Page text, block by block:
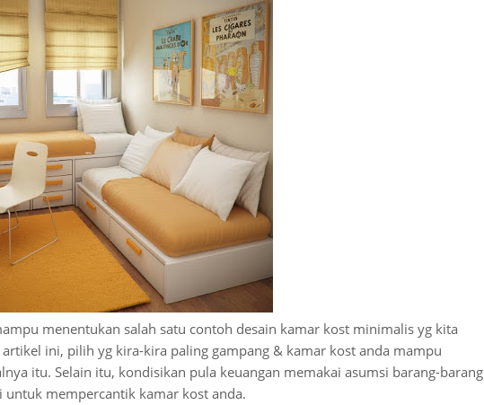
menentukan salah satu contoh desain kamar kost minimalis yg kita
ini, pilih yg kira-kira paling gampang & kamar kost anda mampu
itu. Selain itu, kondisikan pula keuangan memakai asumsi barang-barang
untuk mempercantik kamar kost anda.